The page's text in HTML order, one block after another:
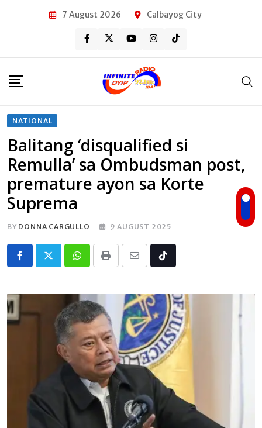
7 August 2026 Calbayog City
NATIONAL
Balitang ‘disqualified si
Remulla’ sa Ombudsman post,
premature ayon sa Korte
Suprema
BY DONNA CARGULLO 9 AUGUST 2025
Whatsapp
Print
Share
Email
Tiktok